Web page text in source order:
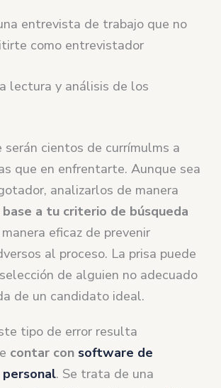
entrevista de trabajo que no
como entrevistador
lectura y análisis de los
serán cientos de currímulms a
que en enfrentarte. Aunque sea
analizarlos de manera
base a tu criterio de búsqueda
eficaz de prevenir
al proceso. La prisa puede
de alguien no adecuado
de un candidato ideal.
tipo de error resulta
contar con software de
. Se trata de una